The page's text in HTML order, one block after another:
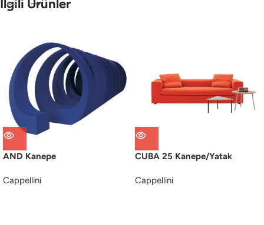
İlgili Ürünler
AND Kanepe
Cappellini
CUBA 25 Kanepe/Yatak
Cappellini